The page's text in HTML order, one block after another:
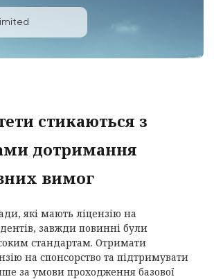
стикаються з
дотримання
вимог
які мають ліцензію на
завжди повинні були
стандартам. Отримати
на спонсорство та підтримувати
за умови проходження базової